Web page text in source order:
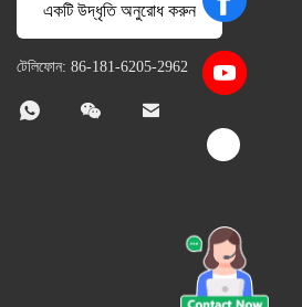
একটি উদ্ধৃতি অনুরোধ করুন
টেলিফোন: 86-181-6205-2962
  